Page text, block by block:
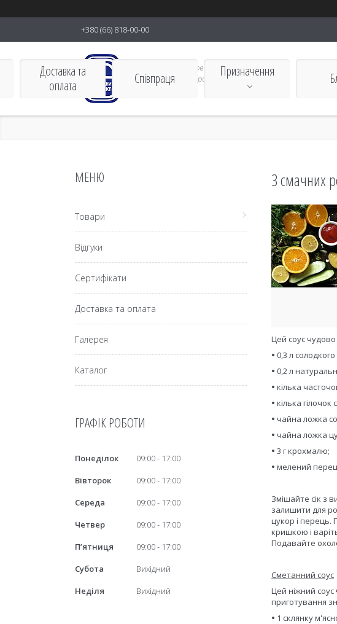
+380 (66) 818-00-00
Виробник харчових
контейнерів європейськоЇ
якості
Доставка та
оплата
Співпраця Призначення
3 смачних
Цей соус чудово
• 0,3 л
• 0,2 л
• кілька
• кілька гілочок
• чайна ложка
• чайна ложка
• 3 г крохмалю;
• мелений
Змішайте сік з
залишити для
цукор і перець.
кришкою і
Подавайте
Сметанний соус
Цей ніжний
приготування
• 1 склянку
Товари
Відгуки
Сертифікати
Доставка та оплата
Галерея
Каталог
ГРАФІК РОБОТИ
Понеділок 09:00
17:00
Вівторок
09:00
17:00
Середа
09:00
17:00
Четвер
09:00
17:00
Пʼятниця
09:00
17:00
Субота
Вихідний
Неділя
Вихідний